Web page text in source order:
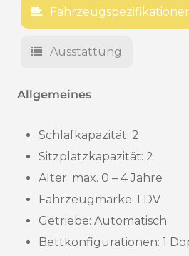
Ausstattung
Allgemeines
Schlafkapazität: 2
Sitzplatzkapazität: 2
Alter: max. 0 – 4 Jahre
Fahrzeugmarke: LDV
Getriebe: Automatisch
Bettkonfigurationen: 1